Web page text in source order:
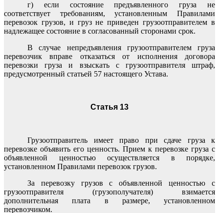
г) если состояние предъявленного груза не
соответствует требованиям, установленным Правилами
перевозок грузов, и груз не приведен грузоотправителем в
надлежащее состояние в согласованный сторонами срок.
В случае непредъявления грузоотправителем груза
перевозчик вправе отказаться от исполнения договора
перевозки груза и взыскать с грузоотправителя штраф,
предусмотренный статьей 57 настоящего Устава.
Статья 13
Грузоотправитель имеет право при сдаче груза к
перевозке объявить его ценность. Прием к перевозке груза с
объявленной ценностью осуществляется в порядке,
установленном Правилами перевозок грузов.
За перевозку грузов с объявленной ценностью с
грузоотправителя (грузополучателя) взимается
дополнительная плата в размере, установленном
перевозчиком.